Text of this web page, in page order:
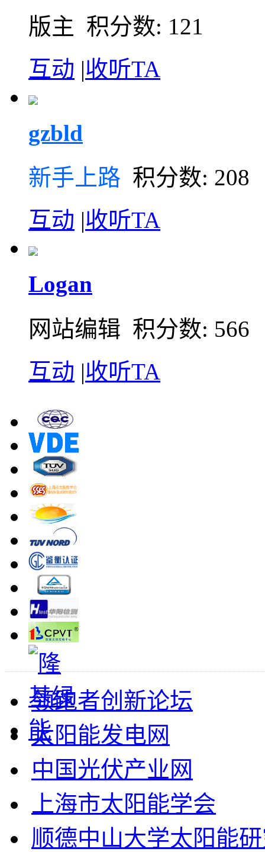
版主 积分数: 121
互动 |收听TA
gzbld
新手上路 积分数: 208
互动 |收听TA
Logan
网站编辑 积分数: 566
互动 |收听TA
领跑者创新论坛
太阳能发电网
中国光伏产业网
上海市太阳能学会
顺德中山大学太阳能